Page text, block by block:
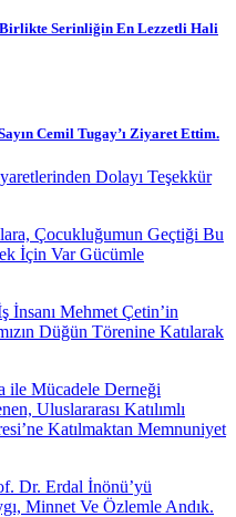
Birlikte Serinliğin En Lezzetli Hali
Cemil Tugay’ı Ziyaret Ettim.
Dolayı Teşekkür
Çocukluğumun Geçtiği Bu
İçin Var Gücümle
İnsanı Mehmet Çetin’in
Düğün Törenine Katılarak
ile Mücadele Derneği
Uluslararası Katılımlı
Katılmaktan Memnuniyet
Dr. Erdal İnönü’yü
Minnet Ve Özlemle Andık.